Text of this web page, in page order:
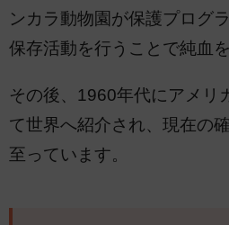
ンカラ動物園が保護プログ
保存活動を行うことで純血
その後、1960年代にアメリ
て世界へ紹介され、現在の
至っています。